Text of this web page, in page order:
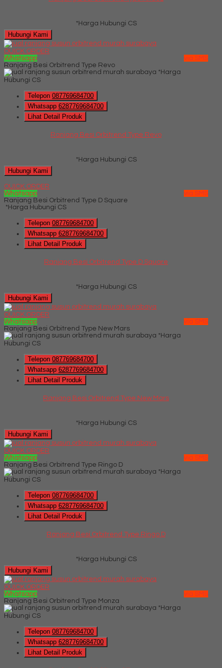
*Harga Hubungi CS
Hubungi Kami
QUICK ORDER
Whatsapp
via SMS
Ranjang Besi Orbitrend Type Revo
*Harga
Hubungi CS
Telepon 087769684700
Whatsapp 6287769684700
Lihat Detail Produk
Ranjang Besi Orbitrend Type Revo
*Harga Hubungi CS
Hubungi Kami
QUICK ORDER
Whatsapp
via SMS
Ranjang Besi Orbitrend Type D Square
*Harga Hubungi CS
Telepon 087769684700
Whatsapp 6287769684700
Lihat Detail Produk
Ranjang Besi Orbitrend Type D Square
*Harga Hubungi CS
Hubungi Kami
QUICK ORDER
Whatsapp
via SMS
Ranjang Besi Orbitrend Type New Mars
*Harga
Hubungi CS
Telepon 087769684700
Whatsapp 6287769684700
Lihat Detail Produk
Ranjang Besi Orbitrend Type New Mars
*Harga Hubungi CS
Hubungi Kami
QUICK ORDER
Whatsapp
via SMS
Ranjang Besi Orbitrend Type Ringo D
*Harga
Hubungi CS
Telepon 087769684700
Whatsapp 6287769684700
Lihat Detail Produk
Ranjang Besi Orbitrend Type Ringo D
*Harga Hubungi CS
Hubungi Kami
QUICK ORDER
Whatsapp
via SMS
Ranjang Besi Orbitrend Type Monza
*Harga
Hubungi CS
Telepon 087769684700
Whatsapp 6287769684700
Lihat Detail Produk